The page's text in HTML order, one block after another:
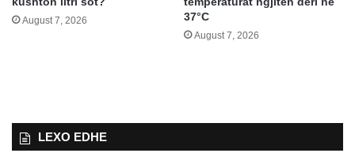
August 7, 2026
37°C
August 7, 2026
LEXO EDHE